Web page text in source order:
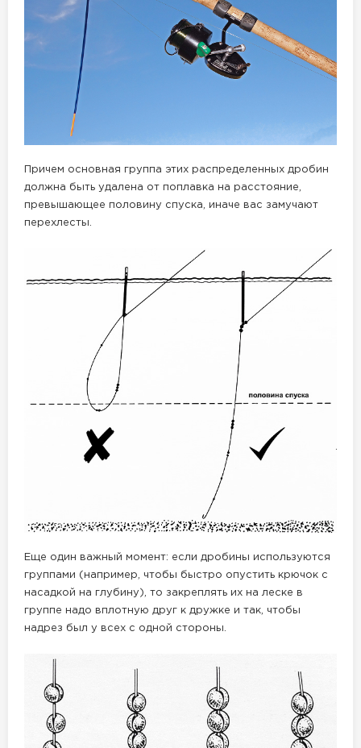
Причем основная группа этих распределенных дробин
должна быть удалена от поплавка на расстояние,
превышающее половину спуска, иначе вас замучают
перехлесты.
Еще один важный момент: если дробины используются
группами (например, чтобы быстро опустить крючок с
насадкой на глубину), то закреплять их на леске в
группе надо вплотную друг к дружке и так, чтобы
надрез был у всех с одной стороны.